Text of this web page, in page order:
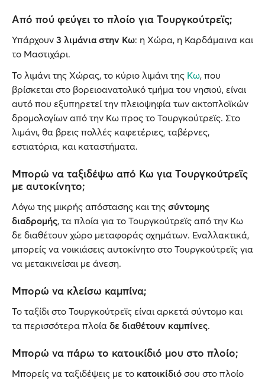
Από πού φεύγει το πλοίο για Τουργκούτρεϊς;
Υπάρχουν 3 λιμάνια στην Κω: η Χώρα, η Καρδάμαινα και
το Μαστιχάρι.
Το λιμάνι της Χώρας, το κύριο λιμάνι της Κω, που
βρίσκεται στο βορειοανατολικό τμήμα του νησιού, είναι
αυτό που εξυπηρετεί την πλειοψηφία των ακτοπλοϊκών
δρομολογίων από την Κω προς το Τουργκούτρεϊς. Στο
λιμάνι, θα βρεις πολλές καφετέριες, ταβέρνες,
εστιατόρια, και καταστήματα.
Μπορώ να ταξιδέψω από Κω για Τουργκούτρεϊς
με αυτοκίνητο;
Λόγω της μικρής απόστασης και της σύντομης
διαδρομής, τα πλοία για το Τουργκούτρεϊς από την Κω
δε διαθέτουν χώρο μεταφοράς οχημάτων. Εναλλακτικά,
μπορείς να νοικιάσεις αυτοκίνητο στο Τουργκούτρεϊς για
να μετακινείσαι με άνεση.
Μπορώ να κλείσω καμπίνα;
Το ταξίδι στο Τουργκούτρεϊς είναι αρκετά σύντομο και
τα περισσότερα πλοία δε διαθέτουν καμπίνες.
Μπορώ να πάρω το κατοικίδιό μου στο πλοίο;
Μπορείς να ταξιδέψεις με το κατοικίδιό σου στο πλοίο